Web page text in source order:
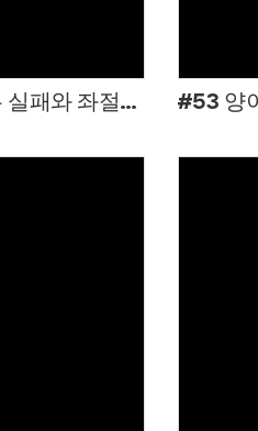
#54 크고 작은 실패와 좌절로 마음이 혼탁해질지라도